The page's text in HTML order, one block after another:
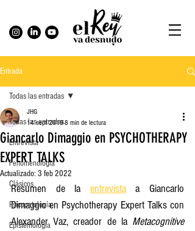
Entrada
Todas las entradas
Entrevista
Fenomenología
Clásicos
Psicopatología
Epistemología
Todas las entradas
Giancarlo Dimaggio en PSYCHOTHERAPY
EXPERT TALKS
JHG
14 sept 20198 min de lectura
Actualizado: 3 feb 2022
Resumen de la entrevista a Giancarlo
Dimaggio en Psychotherapy Expert Talks con
Alexander Vaz, creador de la Metacognitive